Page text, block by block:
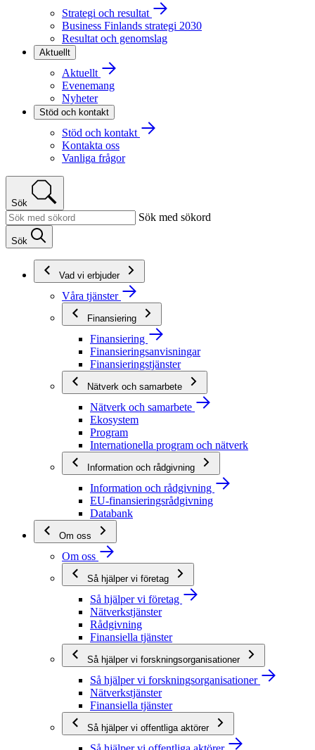
Strategi och resultat
Business Finlands strategi 2030
Resultat och genomslag
Aktuellt
Aktuellt
Evenemang
Nyheter
Stöd och kontakt
Stöd och kontakt
Kontakta oss
Vanliga frågor
Sök
Sök med sökord
Sök
Vad vi erbjuder
Våra tjänster
Finansiering
Finansiering
Finansieringsanvisningar
Finansieringstjänster
Nätverk och samarbete
Nätverk och samarbete
Ekosystem
Program
Internationella program och nätverk
Information och rådgivning
Information och rådgivning
EU-finansieringsrådgivning
Databank
Om oss
Om oss
Så hjälper vi företag
Så hjälper vi företag
Nätverkstjänster
Rådgivning
Finansiella tjänster
Så hjälper vi forskningsorganisationer
Så hjälper vi forskningsorganisationer
Nätverkstjänster
Finansiella tjänster
Så hjälper vi offentliga aktörer